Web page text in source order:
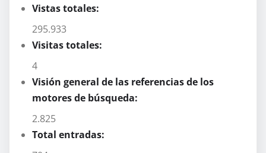
Vistas totales:
295.933
Visitas totales:
4
Visión general de las referencias de los
motores de búsqueda:
2.825
Total entradas: